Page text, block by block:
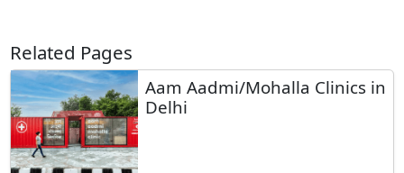
Related Pages
Aam Aadmi/Mohalla Clinics in
Delhi